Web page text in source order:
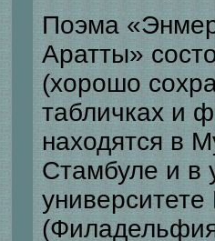
Поэма
Аратты»
(хорошо
табличках и
находятся в
Стамбуле и в